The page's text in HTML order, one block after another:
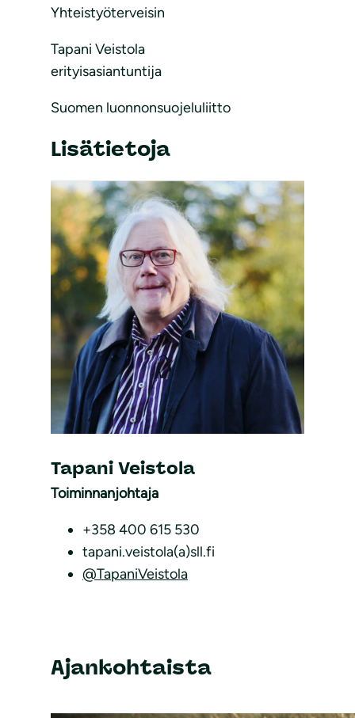
Yhteistyöterveisin
Tapani Veistola
erityisasiantuntija
Suomen luonnonsuojeluliitto
Lisätietoja
Toiminnanjohtaja
Tapani Veistola
+358 400 615 530
tapani.veistola(a)sll.fi
@TapaniVeistola
Ajankohtaista